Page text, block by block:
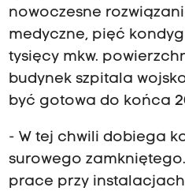
nowoczesne
medyczne, pięć
tysięcy mkw.
budynek szpitala
być gotowa do końca
- W tej chwili dobiega
surowego
prace przy